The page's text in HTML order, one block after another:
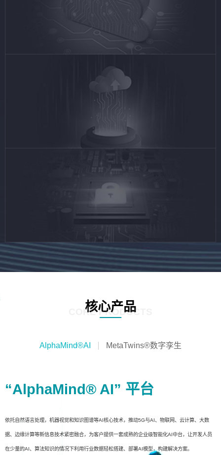
核心产品
CORE PRODUCTS
AlphaMind®AI MetaTwins®数字孪生
“AlphaMind® AI” 平台
依托自然语言处理，机器视觉和知识图谱等AI核心技术，推动5G与AI、物联网、云计算、大数
据、边缘计算等新信息技术紧密融合，为客户提供一套成熟的企业级智能化AI中台，让开发人员
在少量的AI、算法知识的情况下利用行业数据轻松搭建、部署AI模型，构建解决方案。